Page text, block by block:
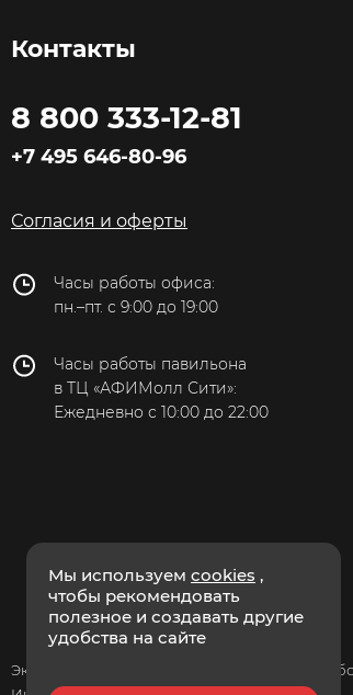
Мы используем cookies ,
чтобы рекомендовать
полезное и создавать другие
удобства на сайте
Контакты
8 800 333-12-81
+7 495 646-80-96
Согласия и оферты
Часы работы офиса:
пн.–пт. с 9:00 до 19:00
Часы работы павильона
в ТЦ «АФИМолл Сити»:
Ежедневно с 10:00 до 22:00
Эксклюзивный дистрибьютор массажного